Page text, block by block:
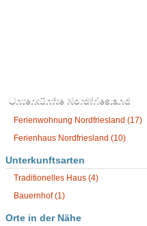
Unterkünfte Nordfriesland
Ferienwohnung Nordfriesland (17)
Ferienhaus Nordfriesland (10)
Unterkunftsarten
Traditionelles Haus (4)
Bauernhof (1)
Orte in der Nähe